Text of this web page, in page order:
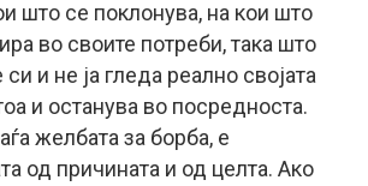
што се поклонува, на кои што
во своите потреби, така што
и не ја гледа реално својата
и останува во посредноста.
желбата за борба, е
од причината и од целта. Ако